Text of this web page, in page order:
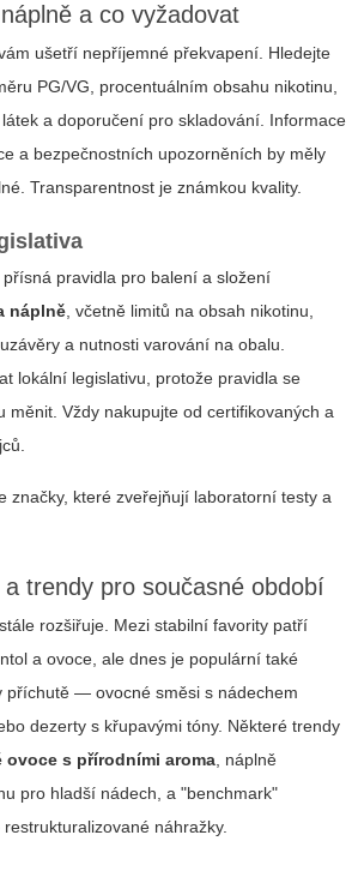
a co vyžadovat
ušetří nepříjemné překvapení. Hledejte
PG/VG, procentuálním obsahu nikotinu,
a doporučení pro skladování. Informace
a bezpečnostních upozorněních by měly
Transparentnost je známkou kvality.
pravidla pro balení a složení
náplně, včetně limitů na obsah nikotinu,
a nutnosti varování na obalu.
lokální legislativu, protože pravidla se
měnit. Vždy nakupujte od certifikovaných a
značky, které zveřejňují laboratorní testy a
trendy pro současné období
rozšiřuje. Mezi stabilní favority patří
a ovoce, ale dnes je populární také
příchutě — ovocné směsi s nádechem
dezerty s křupavými tóny. Některé trendy
ovoce s přírodními aroma, náplně
pro hladší nádech, a "benchmark"
náhražky.